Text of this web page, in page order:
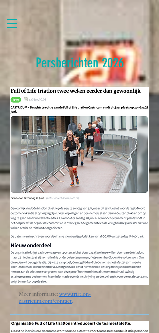
Persberichten 2026
Meer informatie: www.triatlon-
castricum.com/contact.